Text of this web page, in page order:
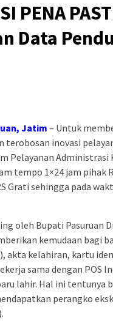
PENA
Data
Jatim – Untuk
terobosan inovasi
Pelayanan Administrasi
tempo 1×24 jam pihak
Grati sehingga pada
oleh Bupati Pasuruan
kemudaan bagi
akta kelahiran, kartu
sama dengan POS
lahir. Hal ini tentunya
perangko